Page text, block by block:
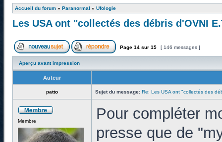
Accueil du forum » Paranormal » Ufologie
Les USA ont "collectés des débris d'OVNI
Page 14 sur 15 [ 146 messages ]
Aperçu avant impression
Auteur
patto Sujet du message: Re: Les USA ont "collectés des
Membre
Pour compléter
presse que de